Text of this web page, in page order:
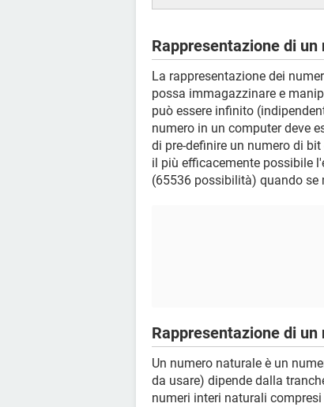
Rappresentazione di
La rappresentazione dei
possa immagazzinare e
può essere infinito
numero in un computer deve
di pre-definire un numero di
il più efficacemente possibile
(65536 possibilità) quando se
Rappresentazione di
Un numero naturale è un
da usare) dipende dalla
numeri interi naturali